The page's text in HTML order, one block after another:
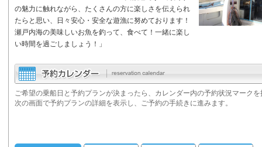
の魅力に触れながら、たくさんの方に楽しさを伝えられ
たらと思い、日々安心・安全な遊漁に努めております！
瀬戸内海の美味しいお魚を釣って、食べて！一緒に楽し
い時間を過ごしましょう！」
ご希望の乗船日と予約プランが決まったら、カレンダー内の予約状況マーク
次の画面で予約プランの詳細を表示し、ご予約の手続きに進みます。